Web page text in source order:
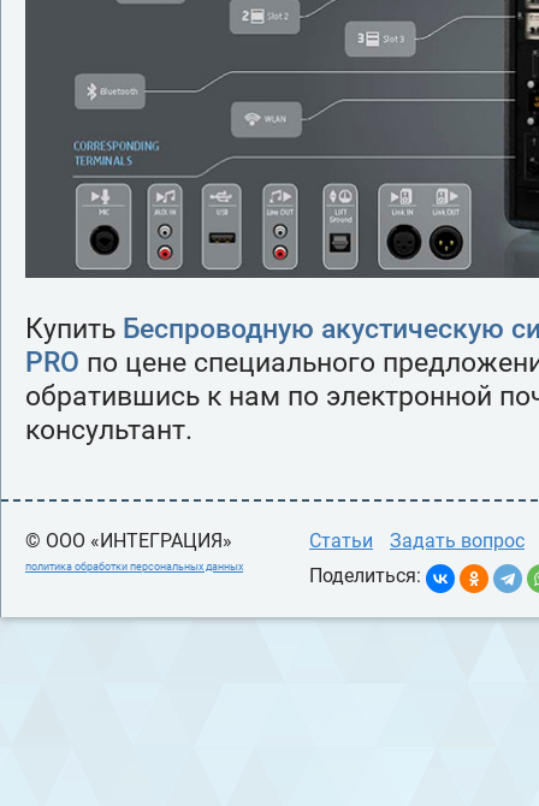
Купить Беспроводную акустическую
PRO по цене специального
обратившись к нам по электронной
консультант.
© ООО «ИНТЕГРАЦИЯ»
политика обработки персональных данных
Статьи
Задать вопрос
Поделиться: